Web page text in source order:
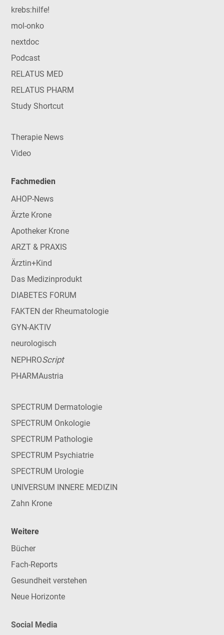
krebs:hilfe!
mol-onko
nextdoc
Podcast
RELATUS MED
RELATUS PHARM
Study Shortcut
Therapie News
Video
Fachmedien
AHOP-News
Ärzte Krone
Apotheker Krone
ARZT & PRAXIS
Ärztin+Kind
Das Medizinprodukt
DIABETES FORUM
FAKTEN der Rheumatologie
GYN-AKTIV
neurologisch
NEPHROScript
PHARMAustria
SPECTRUM Dermatologie
SPECTRUM Onkologie
SPECTRUM Pathologie
SPECTRUM Psychiatrie
SPECTRUM Urologie
UNIVERSUM INNERE MEDIZIN
Zahn Krone
Weitere
Bücher
Fach-Reports
Gesundheit verstehen
Neue Horizonte
Social Media